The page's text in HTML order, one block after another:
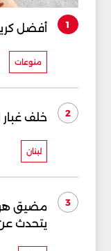
1 أفضل
منوعات
2 خلف
لبنان
3
مضيق
يتحدث